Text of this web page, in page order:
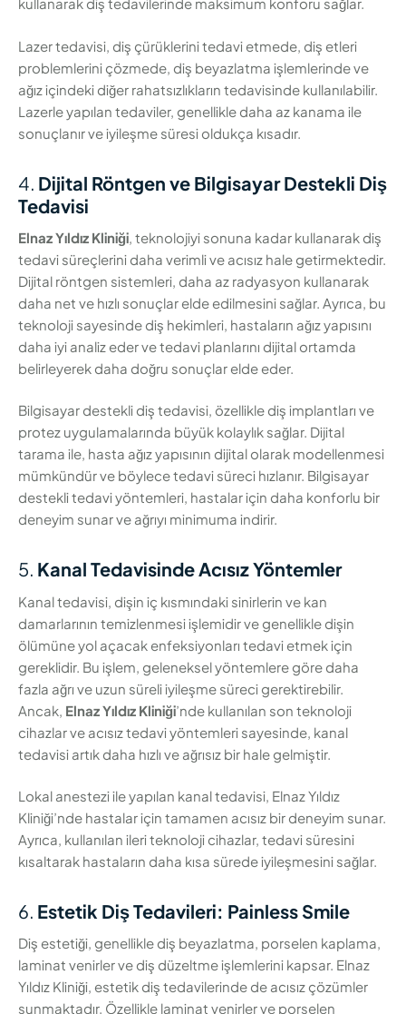
Lazer tedavisi, diş çürüklerini tedavi etmede, diş etleri
problemlerini çözmede, diş beyazlatma işlemlerinde ve
ağız içindeki diğer rahatsızlıkların tedavisinde kullanılabilir.
Lazerle yapılan tedaviler, genellikle daha az kanama ile
sonuçlanır ve iyileşme süresi oldukça kısadır.
4. Dijital Röntgen ve Bilgisayar Destekli Diş
Tedavisi
Elnaz Yıldız Kliniği, teknolojiyi sonuna kadar kullanarak diş
tedavi süreçlerini daha verimli ve acısız hale getirmektedir.
Dijital röntgen sistemleri, daha az radyasyon kullanarak
daha net ve hızlı sonuçlar elde edilmesini sağlar. Ayrıca, bu
teknoloji sayesinde diş hekimleri, hastaların ağız yapısını
daha iyi analiz eder ve tedavi planlarını dijital ortamda
belirleyerek daha doğru sonuçlar elde eder.
Bilgisayar destekli diş tedavisi, özellikle diş implantları ve
protez uygulamalarında büyük kolaylık sağlar. Dijital
tarama ile, hasta ağız yapısının dijital olarak modellenmesi
mümkündür ve böylece tedavi süreci hızlanır. Bilgisayar
destekli tedavi yöntemleri, hastalar için daha konforlu bir
deneyim sunar ve ağrıyı minimuma indirir.
5. Kanal Tedavisinde Acısız Yöntemler
Kanal tedavisi, dişin iç kısmındaki sinirlerin ve kan
damarlarının temizlenmesi işlemidir ve genellikle dişin
ölümüne yol açacak enfeksiyonları tedavi etmek için
gereklidir. Bu işlem, geleneksel yöntemlere göre daha
fazla ağrı ve uzun süreli iyileşme süreci gerektirebilir.
Ancak, Elnaz Yıldız Kliniği’nde kullanılan son teknoloji
cihazlar ve acısız tedavi yöntemleri sayesinde, kanal
tedavisi artık daha hızlı ve ağrısız bir hale gelmiştir.
Lokal anestezi ile yapılan kanal tedavisi, Elnaz Yıldız
Kliniği’nde hastalar için tamamen acısız bir deneyim sunar.
Ayrıca, kullanılan ileri teknoloji cihazlar, tedavi süresini
kısaltarak hastaların daha kısa sürede iyileşmesini sağlar.
6. Estetik Diş Tedavileri: Painless Smile
Diş estetiği, genellikle diş beyazlatma, porselen kaplama,
laminat venirler ve diş düzeltme işlemlerini kapsar. Elnaz
Yıldız Kliniği, estetik diş tedavilerinde de acısız çözümler
sunmaktadır. Özellikle laminat venirler ve porselen